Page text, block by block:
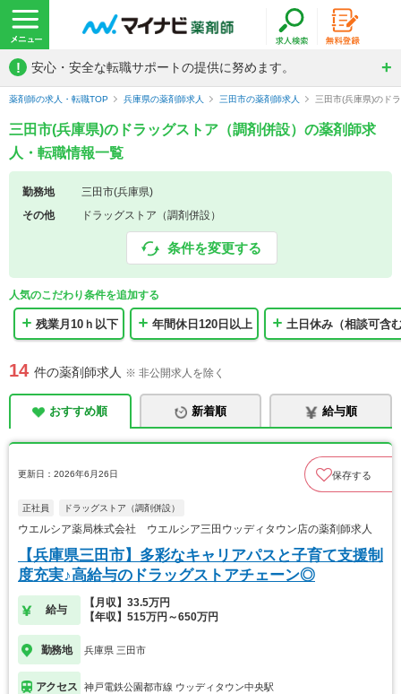
! 安心・安全な転職サポートの提供に努めます。
薬剤師の求人・転職TOP 兵庫県の薬剤師求人 三田市の薬剤師求人 三田市(兵庫県)のド
三田市(兵庫県)のドラッグストア（調剤併設）の薬剤師求
人・転職情報一覧
勤務地
三田市(兵庫県)
その他
ドラッグストア（調剤併設）
条件を変更する
人気のこだわり条件を追加する
残業月10ｈ以下 年間休日120日以上 土日休み（相談可含
14 件の薬剤師求人 ※ 非公開求人を除く
おすすめ順 新着順 給与順
更新日：2026年6月26日 保存する
正社員 ドラッグストア（調剤併設）
ウエルシア薬局株式会社 ウエルシア三田ウッディタウン店の薬剤師求人
【兵庫県三田市】多彩なキャリアパスと子育て支援制
度充実♪高給与のドラッグストアチェーン◎
給与
【月収】33.5万円
【年収】515万円～650万円
勤務地 兵庫県 三田市
アクセス 神戸電鉄公園都市線 ウッディタウン中央駅